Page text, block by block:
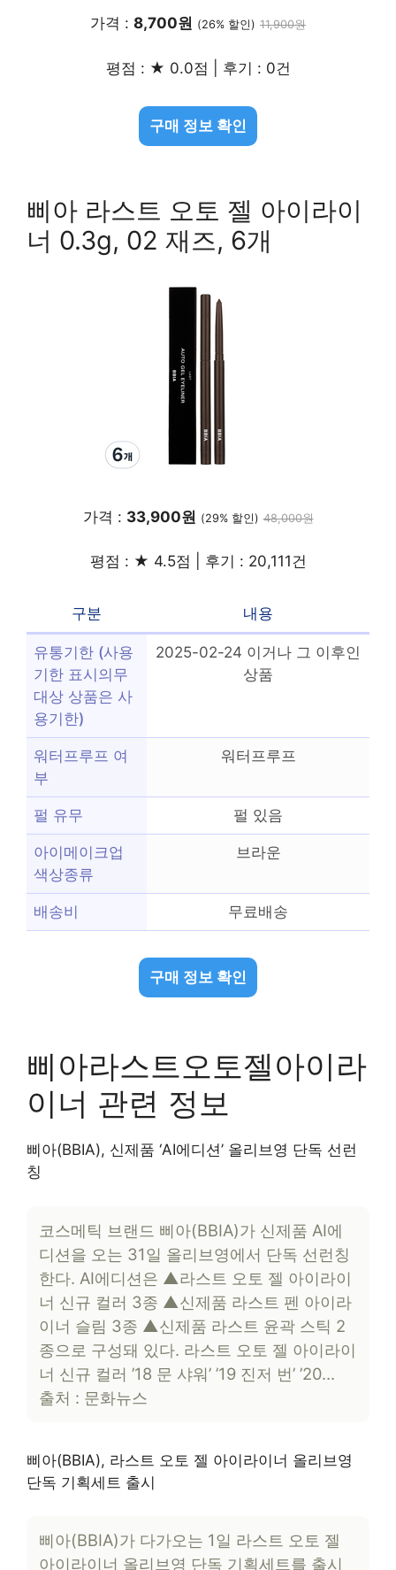
가격 : 8,700원 (26% 할인) 11,900원
평점 : ★ 0.0점 | 후기 : 0건
구매 정보 확인
삐아 라스트 오토 젤 아이라이
너 0.3g, 02 재즈, 6개
가격 : 33,900원 (29% 할인) 48,000원
평점 : ★ 4.5점 | 후기 : 20,111건
구분 내용
유통기한 (사용
기한 표시의무
대상 상품은 사
용기한)
2025-02-24 이거나 그 이후인
상품
워터프루프 여
부
워터프루프
펄 유무 펄 있음
아이메이크업
색상종류
브라운
배송비 무료배송
구매 정보 확인
삐아라스트오토젤아이라
이너 관련 정보
삐아(BBIA), 신제품 ‘AI에디션’ 올리브영 단독 선런
칭
코스메틱 브랜드 삐아(BBIA)가 신제품 AI에
디션을 오는 31일 올리브영에서 단독 선런칭
한다. AI에디션은 ▲라스트 오토 젤 아이라이
너 신규 컬러 3종 ▲신제품 라스트 펜 아이라
이너 슬림 3종 ▲신제품 라스트 윤곽 스틱 2
종으로 구성돼 있다. 라스트 오토 젤 아이라이
너 신규 컬러 ’18 문 샤워’ ’19 진저 번’ ’20…
출처 : 문화뉴스
삐아(BBIA), 라스트 오토 젤 아이라이너 올리브영
단독 기획세트 출시
삐아(BBIA)가 다가오는 1일 라스트 오토 젤
아이라이너 올리브영 단독 기획세트를 출시